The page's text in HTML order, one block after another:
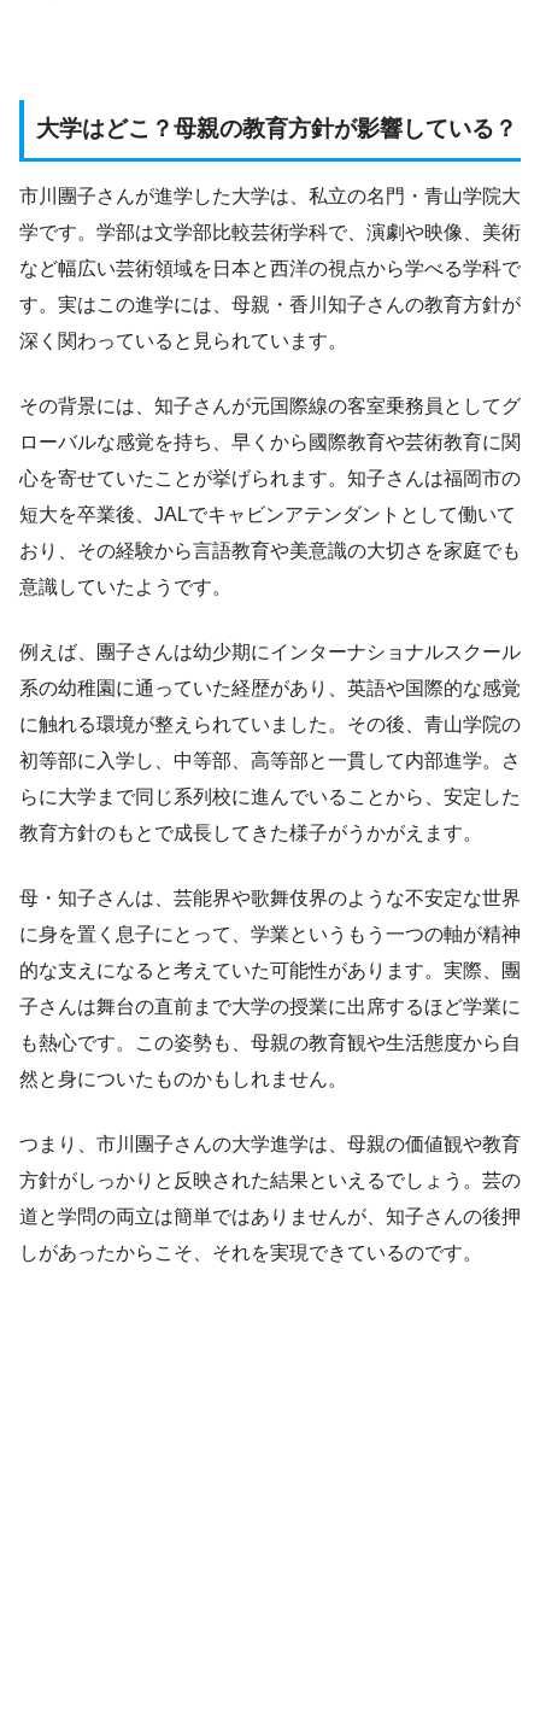
大学はどこ？母親の教育方針が影響している？
市川團子さんが進学した大学は、私立の名門・青山学院大
学です。学部は文学部比較芸術学科で、演劇や映像、美術
など幅広い芸術領域を日本と西洋の視点から学べる学科で
す。実はこの進学には、母親・香川知子さんの教育方針が
深く関わっていると見られています。
その背景には、知子さんが元国際線の客室乗務員としてグ
ローバルな感覚を持ち、早くから國際教育や芸術教育に関
心を寄せていたことが挙げられます。知子さんは福岡市の
短大を卒業後、JALでキャビンアテンダントとして働いて
おり、その経験から言語教育や美意識の大切さを家庭でも
意識していたようです。
例えば、團子さんは幼少期にインターナショナルスクール
系の幼稚園に通っていた経歴があり、英語や国際的な感覚
に触れる環境が整えられていました。その後、青山学院の
初等部に入学し、中等部、高等部と一貫して内部進学。さ
らに大学まで同じ系列校に進んでいることから、安定した
教育方針のもとで成長してきた様子がうかがえます。
母・知子さんは、芸能界や歌舞伎界のような不安定な世界
に身を置く息子にとって、学業というもう一つの軸が精神
的な支えになると考えていた可能性があります。実際、團
子さんは舞台の直前まで大学の授業に出席するほど学業に
も熱心です。この姿勢も、母親の教育観や生活態度から自
然と身についたものかもしれません。
つまり、市川團子さんの大学進学は、母親の価値観や教育
方針がしっかりと反映された結果といえるでしょう。芸の
道と学問の両立は簡単ではありませんが、知子さんの後押
しがあったからこそ、それを実現できているのです。